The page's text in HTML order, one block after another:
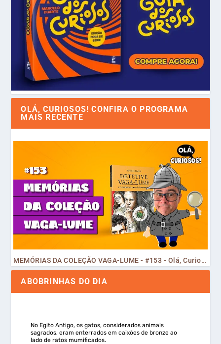
OLÁ, CURIOSOS! CONFIRA O PROGRAMA
MAIS RECENTE
MEMÓRIAS DA COLEÇÃO VAGA-LUME - #153 - Olá, Curiosos! 2023
ABOBRINHAS DO DIA
No Egito Antigo, os gatos, considerados animais
sagrados, eram enterrados em caixões de bronze ao
lado de ratos mumificados.